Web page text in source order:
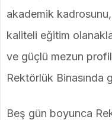
akademik kadrosunu,
kaliteli eğitim
ve güçlü mezun
Rektörlük Binasında
Beş gün boyunca